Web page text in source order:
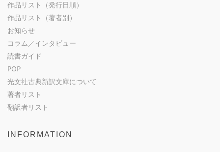
作品リスト（発行日順）
作品リスト（著者別）
お知らせ
コラム／インタビュー
読書ガイド
POP
光文社古典新訳文庫について
著者リスト
翻訳者リスト
INFORMATION